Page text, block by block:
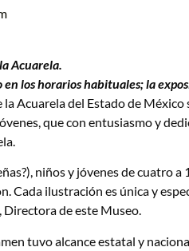
Acuarela.
los horarios habituales; la
Acuarela del Estado de
que con entusiasmo y
niños y jóvenes de cuatro
Cada ilustración es única y
Directora de este Museo.
tuvo alcance estatal y